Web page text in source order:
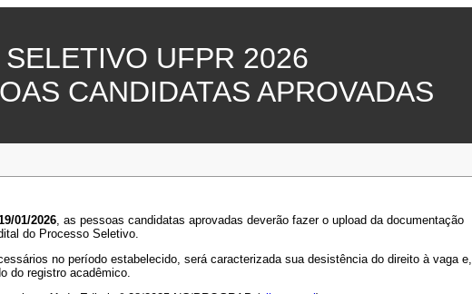
UFPR 2026
CANDIDATAS APROVADAS
01/2026, as pessoas candidatas aprovadas deverão fazer o upload da documentação
do Processo Seletivo.
no período estabelecido, será caracterizada sua desistência do direito à vaga e,
do registro acadêmico.